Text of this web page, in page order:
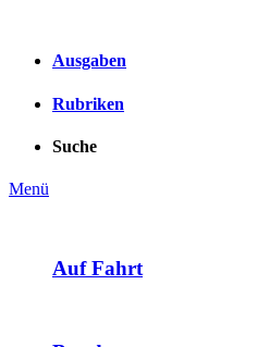
Ausgaben
Rubriken
Suche
Menü
Auf Fahrt